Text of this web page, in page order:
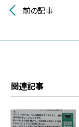
前の記事
関連記事